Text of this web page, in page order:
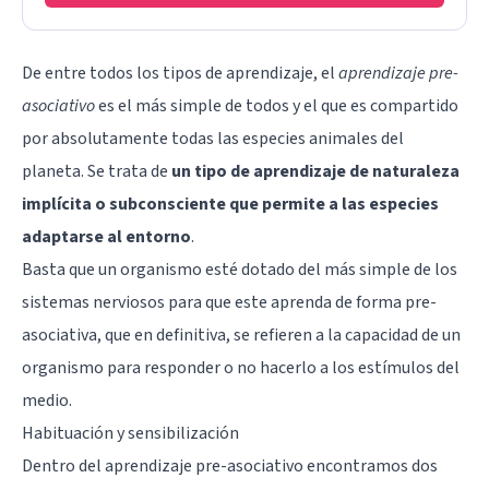
De entre todos los tipos de aprendizaje, elaprendizaje pre-
asociativoes el más simple de todos y el que es compartido
por absolutamente todas las especies animales del
planeta. Se trata de un tipo de aprendizaje de naturaleza
implícita o subconsciente que permite a las especies
adaptarse al entorno.
Basta que un organismo esté dotado del más simple de los
sistemas nerviosos para que este aprenda de forma pre-
asociativa, que en definitiva, se refieren a la capacidad de un
organismo para responder o no hacerlo a los estímulos del
medio.
Habituación y sensibilización
Dentro del aprendizaje pre-asociativo encontramos dos